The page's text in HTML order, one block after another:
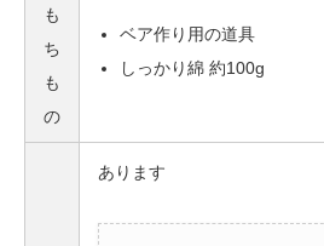
も
ち
も
の
ベア作り用の道具
しっかり綿 約100g
あります